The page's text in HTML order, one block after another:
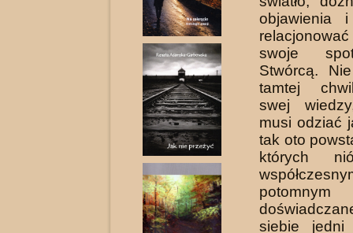
objawienia i
swoje
Stwórcą.
tamtej
swej
musi odziać
tak oto
których
potomnym
siebie